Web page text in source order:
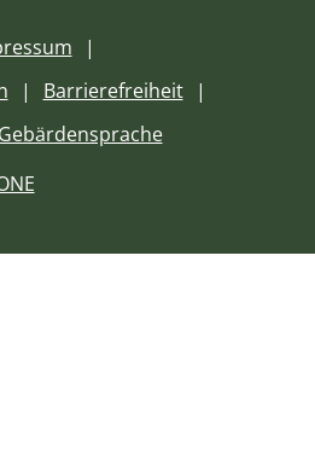
Barrierefreiheit
Gebärdensprache